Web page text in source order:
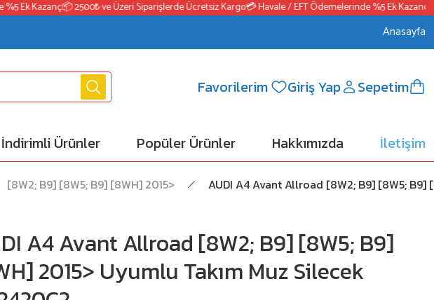
Ek Kazanç📦 2500₺ ve Üzeri Siparişlerde Ücretsiz Kargo💳 Havale / EFT Ödemelerinde %5 Ek Kazanç
Anasayfa
Favorilerim Giriş Yap Sepetim
İndirimli Ürünler Popüler Ürünler Hakkımızda İletişim
[8W2; B9] [8W5; B9] [8WH] 2015> AUDI A4 Avant Allroad [8W2; B9] [8W5; B9]
A4 Avant Allroad [8W2; B9] [8W5; B9]
2015> Uyumlu Takım Muz Silecek